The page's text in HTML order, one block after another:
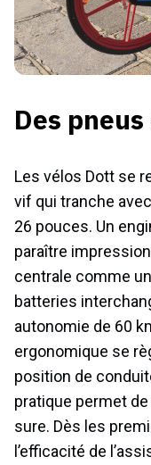
Des
Les vélos Dott se
vif qui tranche
26 pouces. Un
paraître
centrale comme
batteries
autonomie de 60
ergonomique se
position de
pratique permet
sure. Dès les
l’efficacité de